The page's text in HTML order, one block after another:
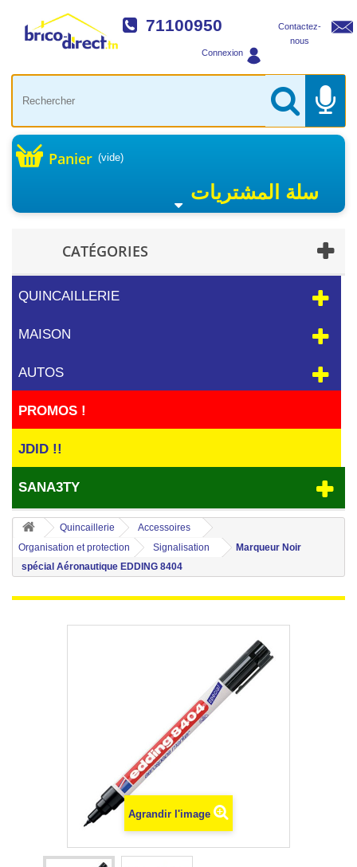
Contactez-
nous
71100950
Connexion
Panier (vide)
سلة المشتريات
CATÉGORIES
QUINCAILLERIE
MAISON
AUTOS
PROMOS !
JDID !!
SANA3TY
Quincaillerie
Accessoires
Organisation et protection
Signalisation
Marqueur Noir
spécial Aéronautique EDDING 8404
Agrandir l'image